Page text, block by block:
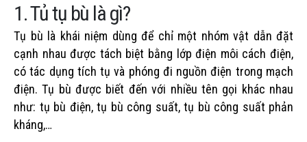
1. Tủ tụ bù là gì?
Tụ bù là khái niệm dùng để chỉ một nhóm vật dẫn đặt
cạnh nhau được tách biệt bằng lớp điện môi cách điện,
có tác dụng tích tụ và phóng đi nguồn điện trong mạch
điện. Tụ bù được biết đến với nhiều tên gọi khác nhau
như: tụ bù điện, tụ bù công suất, tụ bù công suất phản
kháng,…